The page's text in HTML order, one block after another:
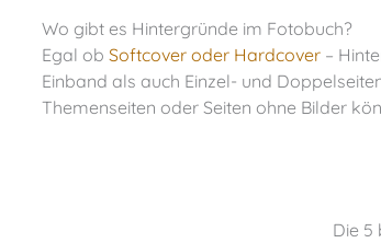
Wo gibt es Hintergründe im Fotobuch?
Egal ob Softcover oder Hardcover–
Einband als auch Einzel- und
Themenseiten oder Seiten ohne Bilder
Die 5